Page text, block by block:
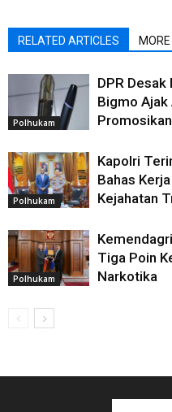
RELATED ARTICLES
Polhukam
DPR
Bigmo Ajak
Polhukam
Kapolri
Bahas
Kejahatan
Polhukam
Tiga Poin
Narkotika